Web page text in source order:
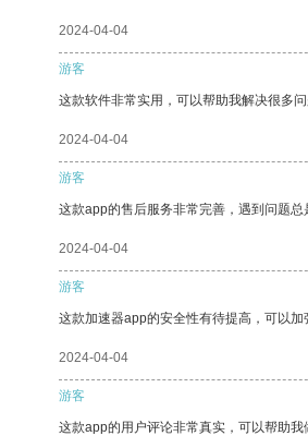
2024-04-04
游客
这款软件非常实用，可以帮助我解决很多
2024-04-04
游客
这款app的售后服务非常完善，遇到问题总
2024-04-04
游客
这款加速器app的安全性有待提高，可以加
2024-04-04
游客
这款app的用户评论非常真实，可以帮助我